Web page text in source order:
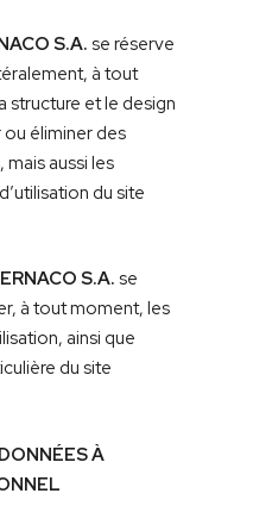
S.A.se réserve
à tout
structure et le design
éliminer des
aussi les
du site
S.A.se
à tout moment, les
ainsi que
du site
À